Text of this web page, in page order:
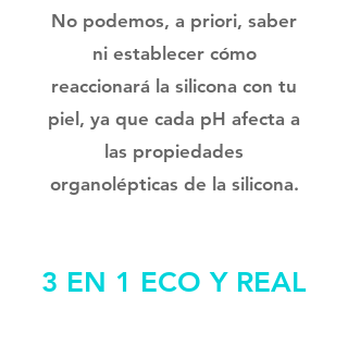
No podemos, a priori, saber
ni establecer cómo
reaccionará la silicona con tu
piel, ya que cada pH afecta a
las propiedades
organolépticas de la silicona.
3 EN 1 ECO Y REAL